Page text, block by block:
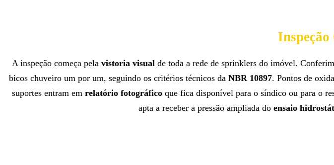
A inspeção começa pela vistoria visual de toda a rede de sprinklers do imóvel.
bicos chuveiro um por um, seguindo os critérios técnicos da NBR 10897. Pontos de
suportes entram em relatório fotográfico que fica disponível para o síndico ou para o
apta a receber a pressão ampliada do ensaio